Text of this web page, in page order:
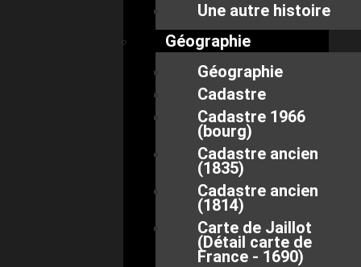
Une autre histoire
Géographie
Géographie
Cadastre
Cadastre 1966
(bourg)
Cadastre ancien
(1835)
Cadastre ancien
(1814)
Carte de Jaillot
(Détail carte de
France - 1690)